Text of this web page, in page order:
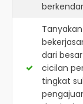
dari
cicilan
tingkat